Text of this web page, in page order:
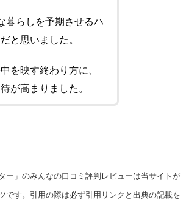
暮らしを予期させるハ
と思いました。
を映す終わり方に、
が高まりました。
ー」のみんなの口コミ評判レビューは当サイトが
です。引用の際は必ず引用リンクと出典の記載を